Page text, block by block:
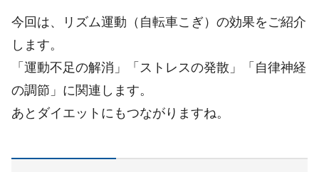
今回は、リズム運動（自転車こぎ）の効果をご紹介
します。
「運動不足の解消」「ストレスの発散」「自律神経
の調節」に関連します。
あとダイエットにもつながりますね。